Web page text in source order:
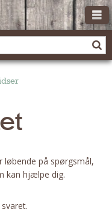
løbende på spørgsmål,
kan hjælpe dig.